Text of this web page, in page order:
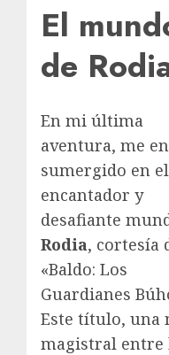
El
de
En mi última
aventura, me
sumergido en el
encantador y
desafiante
Rodia, cortesía
«Baldo: Los
Guardianes
Este título, una
magistral entre